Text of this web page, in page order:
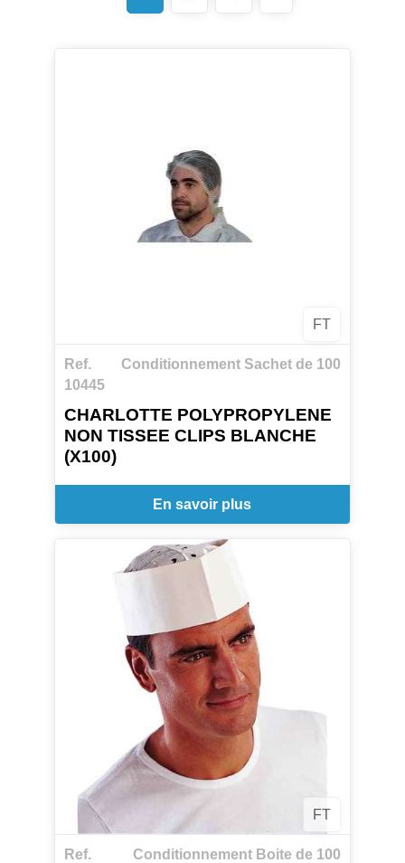
FT
Ref.
10445
Conditionnement Sachet de 100
CHARLOTTE POLYPROPYLENE
NON TISSEE CLIPS BLANCHE
(X100)
En savoir plus
FT
Ref.
Conditionnement Boite de 100